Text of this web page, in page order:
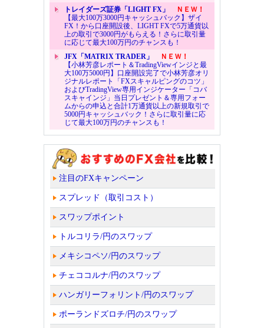
トレイダーズ証券「LIGHT FX」
ＮＥＷ！
【最大100万3000円キャッシュバック】ザイ
FX！から口座開設後、LIGHT FXで5万通貨以
上の取引で3000円がもらえる！さらに取引量
に応じて最大100万円のチャンスも！
JFX「MATRIX TRADER」
ＮＥＷ！
【小林芳彦レポート＆TradingViewインジと最
大100万5000円】口座開設完了で小林芳彦オリ
ジナルレポート「FXスキャルピングのコツ」
およびTradingView専用インジケーター「コバ
スキャインジ」当日プレゼント＆専用フォー
ムからの申込と合計1万通貨以上の新規取引で
5000円キャッシュバック！さらに取引量に応
じて最大100万円のチャンスも！
注目のFXキャンペーン
スプレッド（取引コスト）
スワップポイント
トルコリラ/円のスワップ
メキシコペソ/円のスワップ
チェココルナ/円のスワップ
ハンガリーフォリント/円のスワップ
ポーランドズロチ/円のスワップ